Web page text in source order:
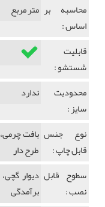
محاسبه بر
اساس :
متر مربع
قابلیت
شستشو :
محدودیت
سایز :
ندارد
نوع جنس
قابل چاپ :
بافت
طرح دار
سطوح قابل
نصب :
دیوار
برآمدگی